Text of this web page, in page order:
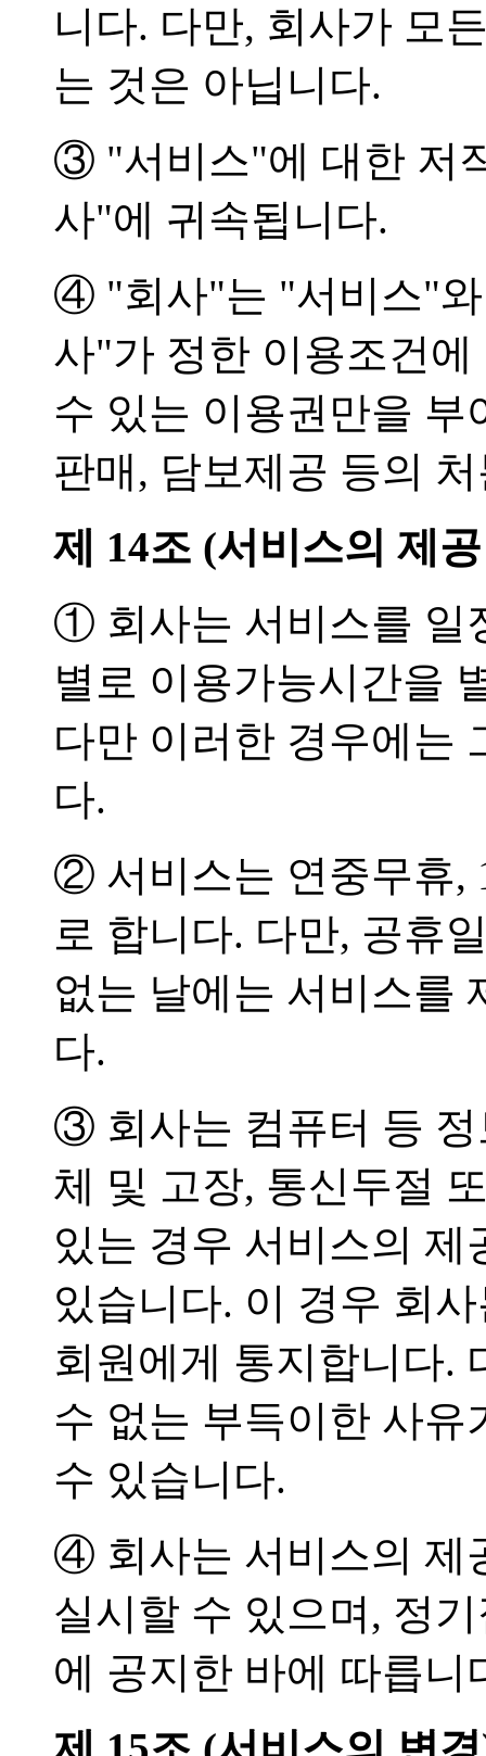
니다. 다만, 회사가 모
는 것은 아닙니다.
③ "서비스"에 대한 저
사"에 귀속됩니다.
④ "회사"는 "서비스"
사"가 정한 이용조건
수 있는 이용권만을
판매, 담보제공 등의
제 14조 (서비스의 제
① 회사는 서비스를 일
별로 이용가능시간을
다만 이러한 경우에는
다.
② 서비스는 연중무휴,
로 합니다. 다만, 공휴
없는 날에는 서비스를
다.
③ 회사는 컴퓨터 등
체 및 고장, 통신두절
있는 경우 서비스의
있습니다. 이 경우 회
회원에게 통지합니다.
수 없는 부득이한 사
수 있습니다.
④ 회사는 서비스의 제
실시할 수 있으며, 정
에 공지한 바에 따릅니